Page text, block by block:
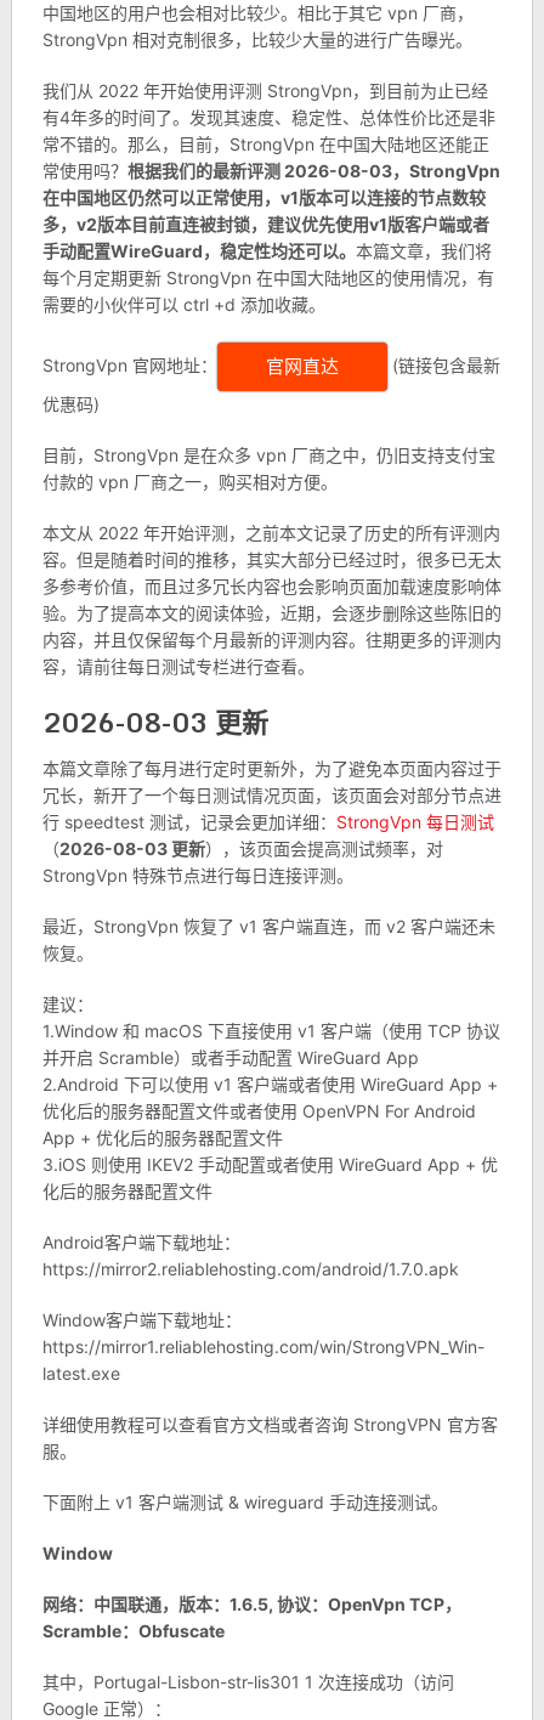
中国地区的用户也会相对比较少。相比于其它 vpn 厂商，
StrongVpn 相对克制很多，比较少大量的进行广告曝光。
我们从 2022 年开始使用评测 StrongVpn，到目前为止已经
有4年多的时间了。发现其速度、稳定性、总体性价比还是非
常不错的。那么，目前，StrongVpn 在中国大陆地区还能正
常使用吗？ 根据我们的最新评测 2026-08-03，StrongVpn
在中国地区仍然可以正常使用，v1版本可以连接的节点数较
多， v2版本目前直连被封锁，建议优先使用v1版客户端或者
手动配置WireGuard，稳定性均还可以。 本篇文章，我们将
每个月定期更新 StrongVpn 在中国大陆地区的使用情况，有
需要的小伙伴可以 ctrl +d 添加收藏。
StrongVpn 官网地址： 官网直达
(链接包含最新
优惠码)
目前，StrongVpn 是在众多 vpn 厂商之中，仍旧支持支付宝
付款的 vpn 厂商之一，购买相对方便。
本文从 2022 年开始评测，之前本文记录了历史的所有评测内
容。但是随着时间的推移，其实大部分已经过时，很多已无太
多参考价值，而且过多冗长内容也会影响页面加载速度影响体
验。为了提高本文的阅读体验，近期，会逐步删除这些陈旧的
内容，并且仅保留每个月最新的评测内容。往期更多的评测内
容，请前往每日测试专栏进行查看。
2026-08-03 更新
本篇文章除了每月进行定时更新外，为了避免本页面内容过于
冗长，新开了一个每日测试情况页面，该页面会对部分节点进
行 speedtest 测试，记录会更加详细： StrongVpn 每日测试
（2026-08-03 更新），该页面会提高测试频率，对
StrongVpn 特殊节点进行每日连接评测。
最近，StrongVpn 恢复了 v1 客户端直连，而 v2 客户端还未
恢复。
建议：
1.Window 和 macOS 下直接使用 v1 客户端（使用 TCP 协议
并开启 Scramble）或者手动配置 WireGuard App
2.Android 下可以使用 v1 客户端或者使用 WireGuard App +
优化后的服务器配置文件或者使用 OpenVPN For Android
App + 优化后的服务器配置文件
3.iOS 则使用 IKEV2 手动配置或者使用 WireGuard App + 优
化后的服务器配置文件
Android客户端下载地址：
https://mirror2.reliablehosting.com/android/1.7.0.apk
Window客户端下载地址：
https://mirror1.reliablehosting.com/win/StrongVPN_Win-
latest.exe
详细使用教程可以查看官方文档或者咨询 StrongVPN 官方客
服。
下面附上 v1 客户端测试 & wireguard 手动连接测试。
Window
网络：中国联通，版本：1.6.5, 协议：OpenVpn TCP，
Scramble：Obfuscate
其中，Portugal-Lisbon-str-lis301 1 次连接成功（访问
Google 正常）：